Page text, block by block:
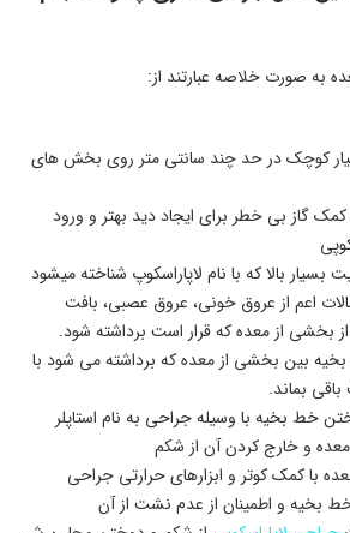
به صورت خلاصه عبارتند از:
کوچک در حد چند سانتی متر روی بخش های
گاز بی خطر برای ایجاد دید بهتر و ورود
بسیار بالا که با نام لاپاراسکوپ شناخته میشود
اعم از عروق خونی، عروق عصبی، بافت
بخشی از معده که قرار است برداشته شود.
بین بخشی از معده که برداشته می شود با
بماند.
خط بخیه با وسیله جراحی به نام استاپلر
و خارج کردن آن از شکم
با کمک کوتر و ابزارهای حرارتی جراحی
بخیه و اطمینان از عدم نشت از آن